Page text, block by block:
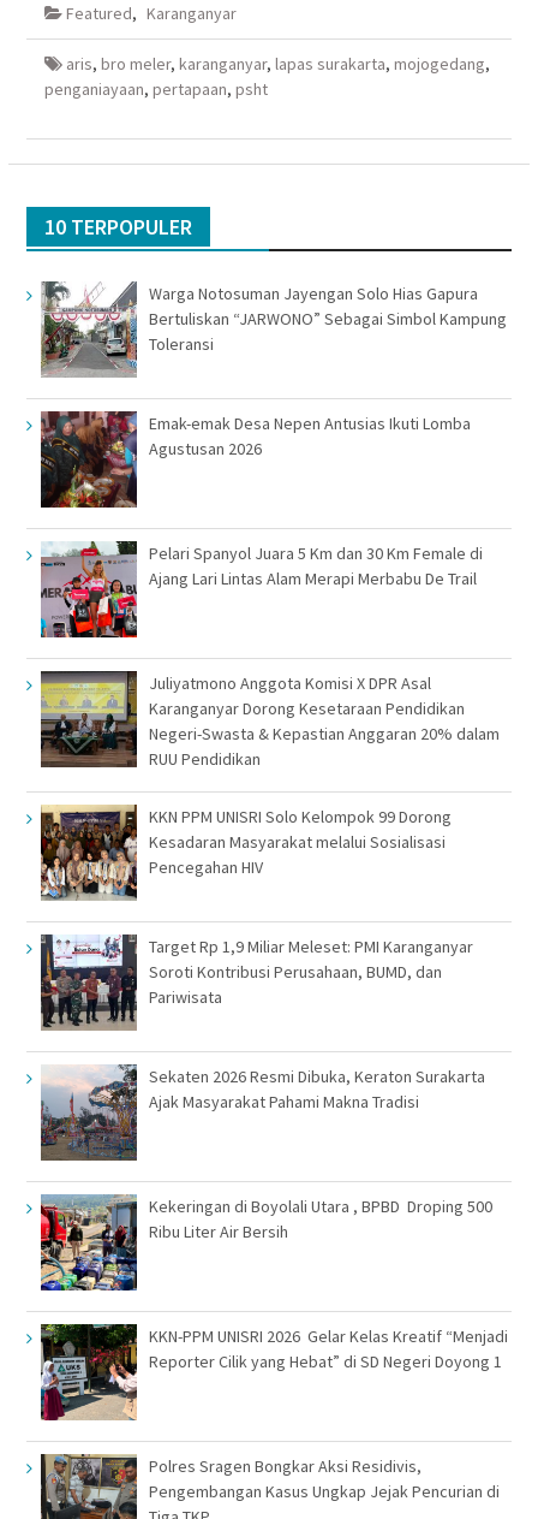
jendela
baru)
jendela
baru)
di
jendela
yang
baru)
baru)
Featured, Karanganyar
aris, bro meler, karanganyar, lapas surakarta, mojogedang,
penganiayaan, pertapaan, psht
10 TERPOPULER
Warga Notosuman Jayengan Solo Hias Gapura
Bertuliskan “JARWONO” Sebagai Simbol Kampung
Toleransi
Emak-emak Desa Nepen Antusias Ikuti Lomba
Agustusan 2026
Pelari Spanyol Juara 5 Km dan 30 Km Female di
Ajang Lari Lintas Alam Merapi Merbabu De Trail
Juliyatmono Anggota Komisi X DPR Asal
Karanganyar Dorong Kesetaraan Pendidikan
Negeri-Swasta & Kepastian Anggaran 20% dalam
RUU Pendidikan
KKN PPM UNISRI Solo Kelompok 99 Dorong
Kesadaran Masyarakat melalui Sosialisasi
Pencegahan HIV
Target Rp 1,9 Miliar Meleset: PMI Karanganyar
Soroti Kontribusi Perusahaan, BUMD, dan
Pariwisata
Sekaten 2026 Resmi Dibuka, Keraton Surakarta
Ajak Masyarakat Pahami Makna Tradisi
Kekeringan di Boyolali Utara , BPBD Droping 500
Ribu Liter Air Bersih
KKN-PPM UNISRI 2026 Gelar Kelas Kreatif “Menjadi
Reporter Cilik yang Hebat” di SD Negeri Doyong 1
Polres Sragen Bongkar Aksi Residivis,
Pengembangan Kasus Ungkap Jejak Pencurian di